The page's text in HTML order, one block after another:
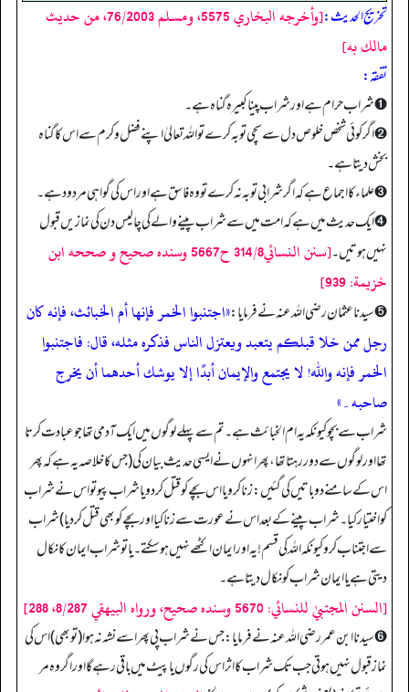
تخریج الحدیث:
[وأخرجه البخاري 5575، ومسلم 76/2003، من حديث
مالك به]
تفقه:
➊ شراب حرام ہے اور شراب پینا کبیرہ گناہ ہے۔
➋ اگر کوئی شخص خلوص دل سے سچی تو بہ کرے تو اللہ تعالیٰ اپنے فضل وکرم سے اس کا گناہ
بخش دیتا ہے۔
➌ علماء کا اجماع ہے کہ اگر شرابی توبہ نہ کرے تو وہ فاسق ہے اور اس کی گواہی مردود ہے۔
➍ ایک حدیث میں ہے کہ امت میں سے شراب پینے والے کی چالیس دن کی نمازیں قبول
نہیں ہوتیں۔
[سنن النسائي314/8 ح5667 وسنده صحيح و صححه ابن
خزيمة: 939]
➎ سیدنا عثمان رضی اللہ عنہ نے فرمایا:«اجتنبوا الخمر فإنها أم الخبائث، فإنه كان
رجل ممن خلا قبلكم يتعبد ويعتزل الناس فذكره مثله، قال: فاجتنبوا
الخمر فإنه والله! لا يجتمع والإيمان أبدًا إلا يوشك أحدهما أن يخرج
صاحبه۔»
شراب سے بچو کیونکہ یہ ام الخبائث ہے۔ تم سے پہلے لوگوں میں ایک آدمی تھا جو عبادت کرتا
تھا اور لوگوں سے دور رہتا تھا، پھر انہوں نے ایسی حدیث بیان کی (جس کا خلاصہ یہ ہے کہ پھر
اس کے سامنے دو باتیں کی گئیں: زنا کرو یا اس بچے کو قتل کردو یا شراب پیو تو اس نے شراب
کو اختیار کیا۔ شراب پینے کے بعد اس نے عورت سے زنا کیا اور بچے کو بھی قتل کردیا) شراب
سے اجتناب کرو کیونکہ اللہ کی قسم! یہ اور ایمان اکٹھے نہیں ہوسکتے۔ یا تو شراب ایمان کا نکال
دیتی ہے یا ایمان شراب کو نکال دیتا ہے۔
[السنن المجتبيٰ للنسائي: 5670 وسنده صحيح، ورواه البيهقي 8/287، 288]
➏ سیدنا ابن عمر رضی اللہ عنہ نے فرمایا: جس نے شراب پی پھر اسے نشہ نہ ہوا (تو بھی) اس کی
نماز قبول نہیں ہوتی جب تک شراب کا اثر اس کی رگوں یا پیٹ میں باقی رہے گا اور اگر وہ مر